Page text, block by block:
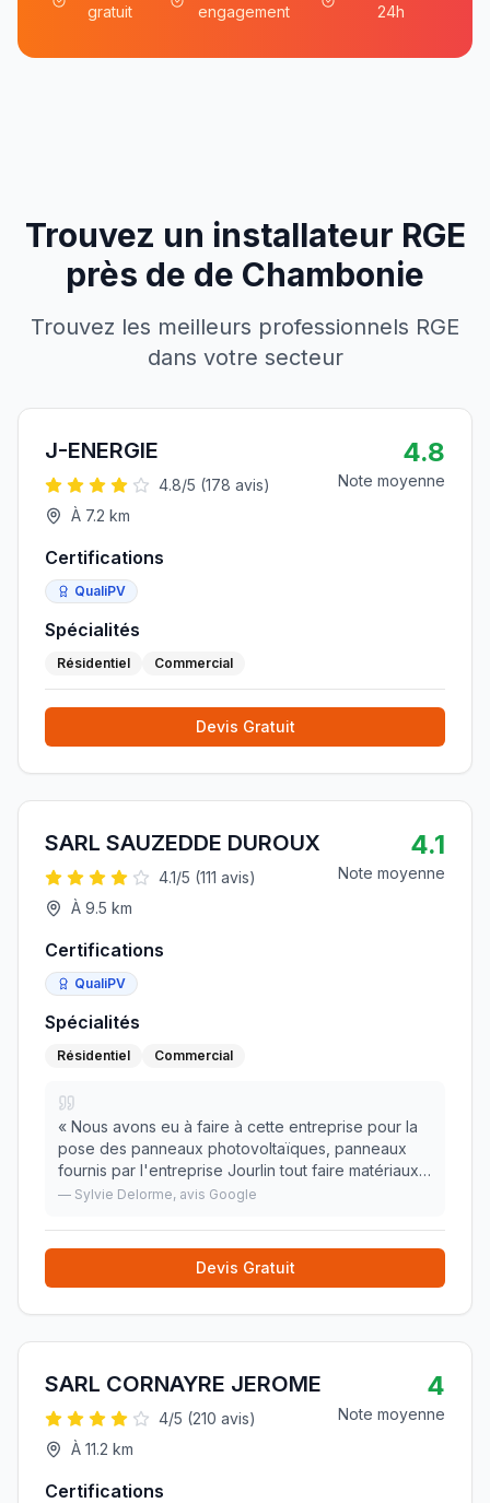
gratuit
engagement
24h
Trouvez un installateur RGE
près de de Chambonie
Trouvez les meilleurs professionnels RGE
dans votre secteur
J-ENERGIE
4.8/5 (178 avis)
À 7.2 km
4.8
Note moyenne
Certifications
QualiPV
Spécialités
Résidentiel Commercial
Devis Gratuit
SARL SAUZEDDE DUROUX
4.1/5 (111 avis)
À 9.5 km
4.1
Note moyenne
Certifications
QualiPV
Spécialités
Résidentiel Commercial
« Nous avons eu à faire à cette entreprise pour la
pose des panneaux photovoltaïques, panneaux
fournis par l'entreprise Jourlin tout faire matériaux
de Feurs. Les poseurs ont fait preuve de sérieux,
— Sylvie Delorme, avis Google
Devis Gratuit
SARL CORNAYRE JEROME
4/5 (210 avis)
À 11.2 km
4
Note moyenne
Certifications